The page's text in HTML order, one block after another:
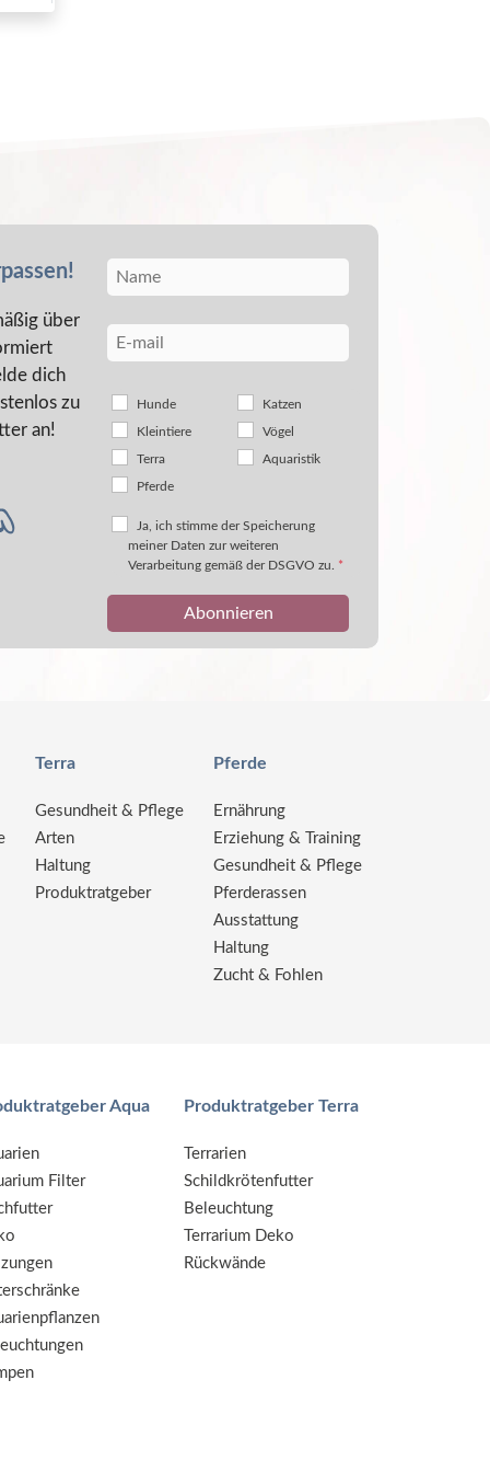
über
dich
zu
an!
Hunde
Kleintiere
Terra
Pferde
Katzen
Vögel
Aquaristik
Ja, ich stimme der Speicherung
meiner Daten zur weiteren
Verarbeitung gemäß der DSGVO zu. *
Terra
Gesundheit & Pflege
Arten
Haltung
Produktratgeber
Pferde
Ernährung
Erziehung & Training
Gesundheit & Pflege
Pferderassen
Ausstattung
Haltung
Zucht & Fohlen
Aqua
Filter
Produktratgeber Terra
Terrarien
Schildkrötenfutter
Beleuchtung
Terrarium Deko
Rückwände